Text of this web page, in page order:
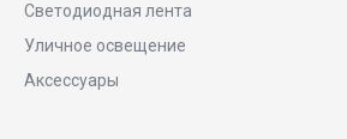
Светодиодная лента
Уличное освещение
Аксессуары